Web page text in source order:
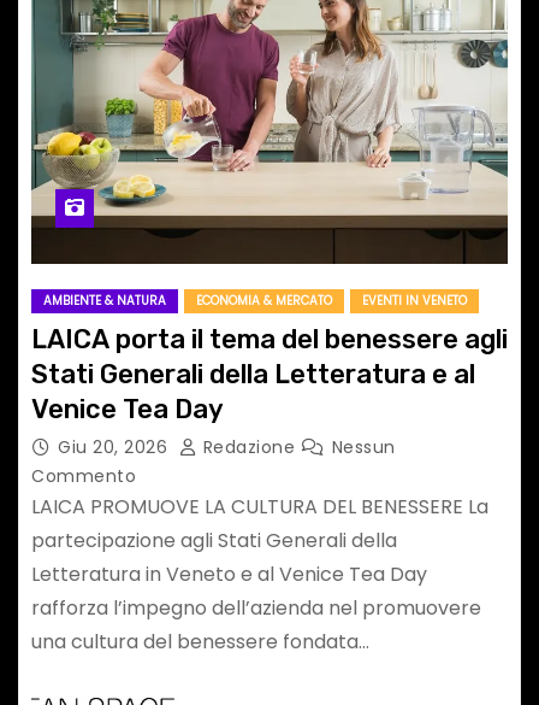
AMBIENTE & NATURA ECONOMIA & MERCATO EVENTI IN VENETO
LAICA porta il tema del benessere agli
Stati Generali della Letteratura e al
Venice Tea Day
Giu 20, 2026 Redazione
Nessun
Commento
LAICA PROMUOVE LA CULTURA DEL BENESSERE La
partecipazione agli Stati Generali della
Letteratura in Veneto e al Venice Tea Day
rafforza l’impegno dell’azienda nel promuovere
una cultura del benessere fondata…